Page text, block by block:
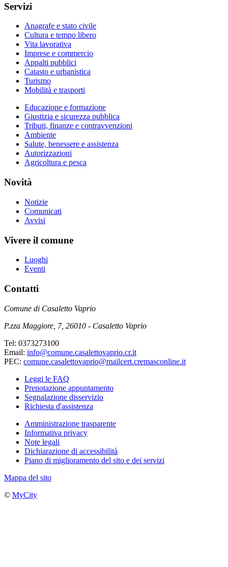
Servizi
Anagrafe e stato civile
Cultura e tempo libero
Vita lavorativa
Imprese e commercio
Appalti pubblici
Catasto e urbanistica
Turismo
Mobilità e trasporti
Educazione e formazione
Giustizia e sicurezza pubblica
Tributi, finanze e contravvenzioni
Ambiente
Salute, benessere e assistenza
Autorizzazioni
Agricoltura e pesca
Novità
Notizie
Comunicati
Avvisi
Vivere il comune
Luoghi
Eventi
Contatti
Comune di Casaletto Vaprio
P.zza Maggiore, 7, 26010 - Casaletto Vaprio
Tel: 0373273100
Email: info@comune.casalettovaprio.cr.it
PEC: comune.casalettovaprio@mailcert.cremasconline.it
Leggi le FAQ
Prenotazione appuntamento
Segnalazione disservizio
Richiesta d'assistenza
Amministrazione trasparente
Informativa privacy
Note legali
Dichiarazione di accessibilità
Piano di miglioramento del sito e dei servizi
Mappa del sito
© MyCity